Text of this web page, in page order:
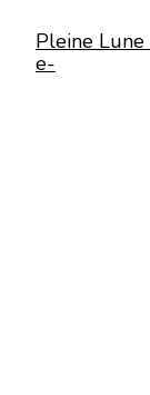
Pleine
e-